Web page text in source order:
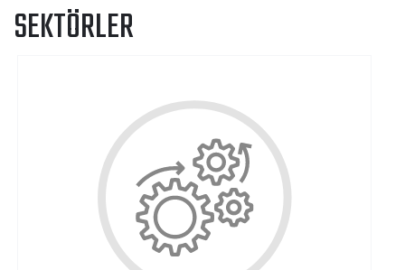
SEKTÖRLER